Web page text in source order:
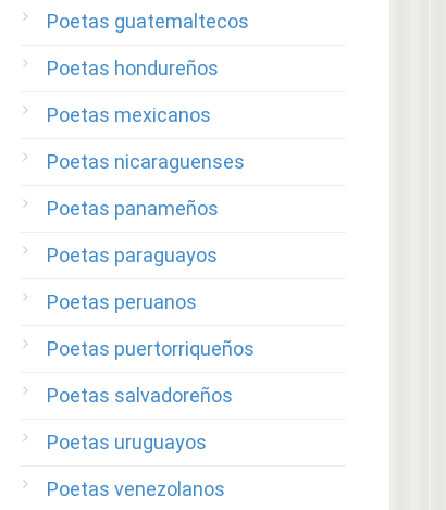
Poetas guatemaltecos
Poetas hondureños
Poetas mexicanos
Poetas nicaraguenses
Poetas panameños
Poetas paraguayos
Poetas peruanos
Poetas puertorriqueños
Poetas salvadoreños
Poetas uruguayos
Poetas venezolanos